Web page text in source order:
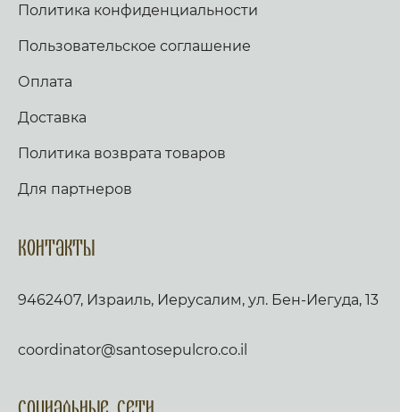
Политика конфиденциальности
Пользовательское соглашение
Оплата
Доставка
Политика возврата товаров
Для партнеров
Контакты
9462407, Израиль, Иерусалим, ул. Бен-Иегуда, 13
coordinator@santosepulcro.co.il